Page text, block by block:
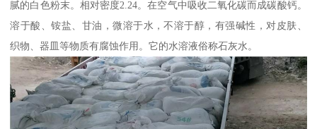
腻的白色粉末。相对密度2.24。在空气中吸收二氧化碳而成碳酸钙。
溶于酸、铵盐、甘油，微溶于水，不溶于醇，有强碱性，对皮肤、
织物、器皿等物质有腐蚀作用。它的水溶液俗称石灰水。